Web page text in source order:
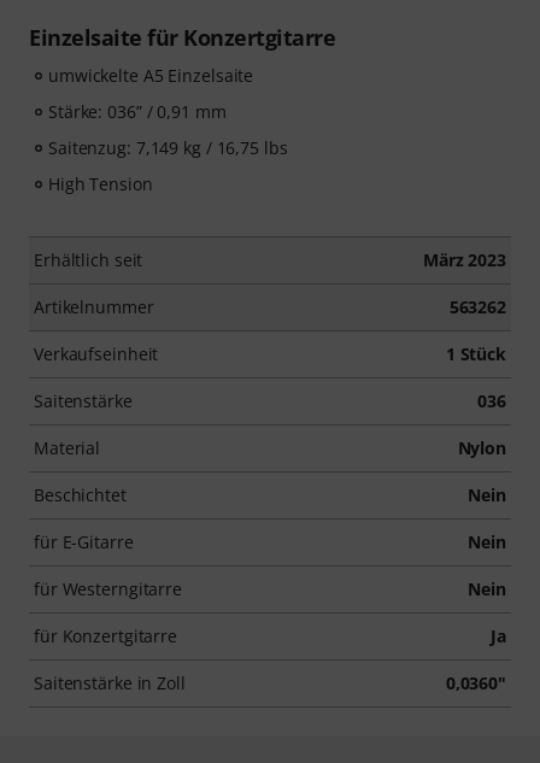
Einzelsaite für Konzertgitarre
umwickelte A5 Einzelsaite
Stärke: 036” / 0,91 mm
Saitenzug: 7,149 kg / 16,75 lbs
High Tension
Erhältlich seit März 2023
Artikelnummer 563262
Verkaufseinheit 1 Stück
Saitenstärke 036
Material Nylon
Beschichtet Nein
für E-Gitarre Nein
für Westerngitarre Nein
für Konzertgitarre Ja
Saitenstärke in Zoll 0,0360"